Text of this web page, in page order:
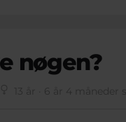
nøgen?
13 år · 6 år 4 måneder